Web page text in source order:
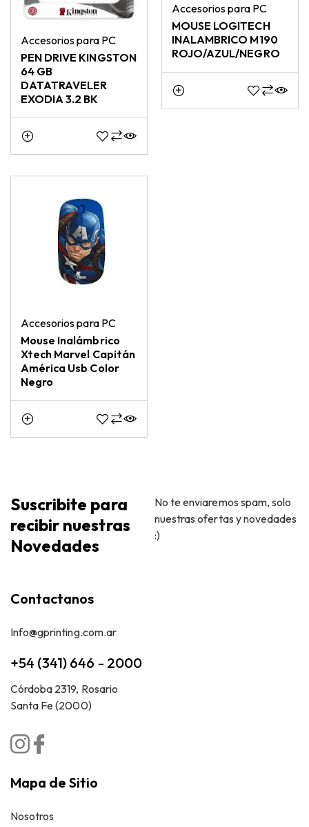
Accesorios para PC
PEN DRIVE KINGSTON
64 GB
DATATRAVELER
EXODIA 3.2 BK
Accesorios para PC
MOUSE LOGITECH
INALAMBRICO M190
ROJO/AZUL/NEGRO
Accesorios para PC
Mouse Inalámbrico
Xtech Marvel Capitán
América Usb Color
Negro
Suscribite para
recibir nuestras
Novedades
No te enviaremos spam, solo
nuestras ofertas y novedades
:)
Contactanos
Info@gprinting.com.ar
+54 (341) 646 - 2000
Córdoba 2319, Rosario
Santa Fe (2000)
Mapa de Sitio
Nosotros